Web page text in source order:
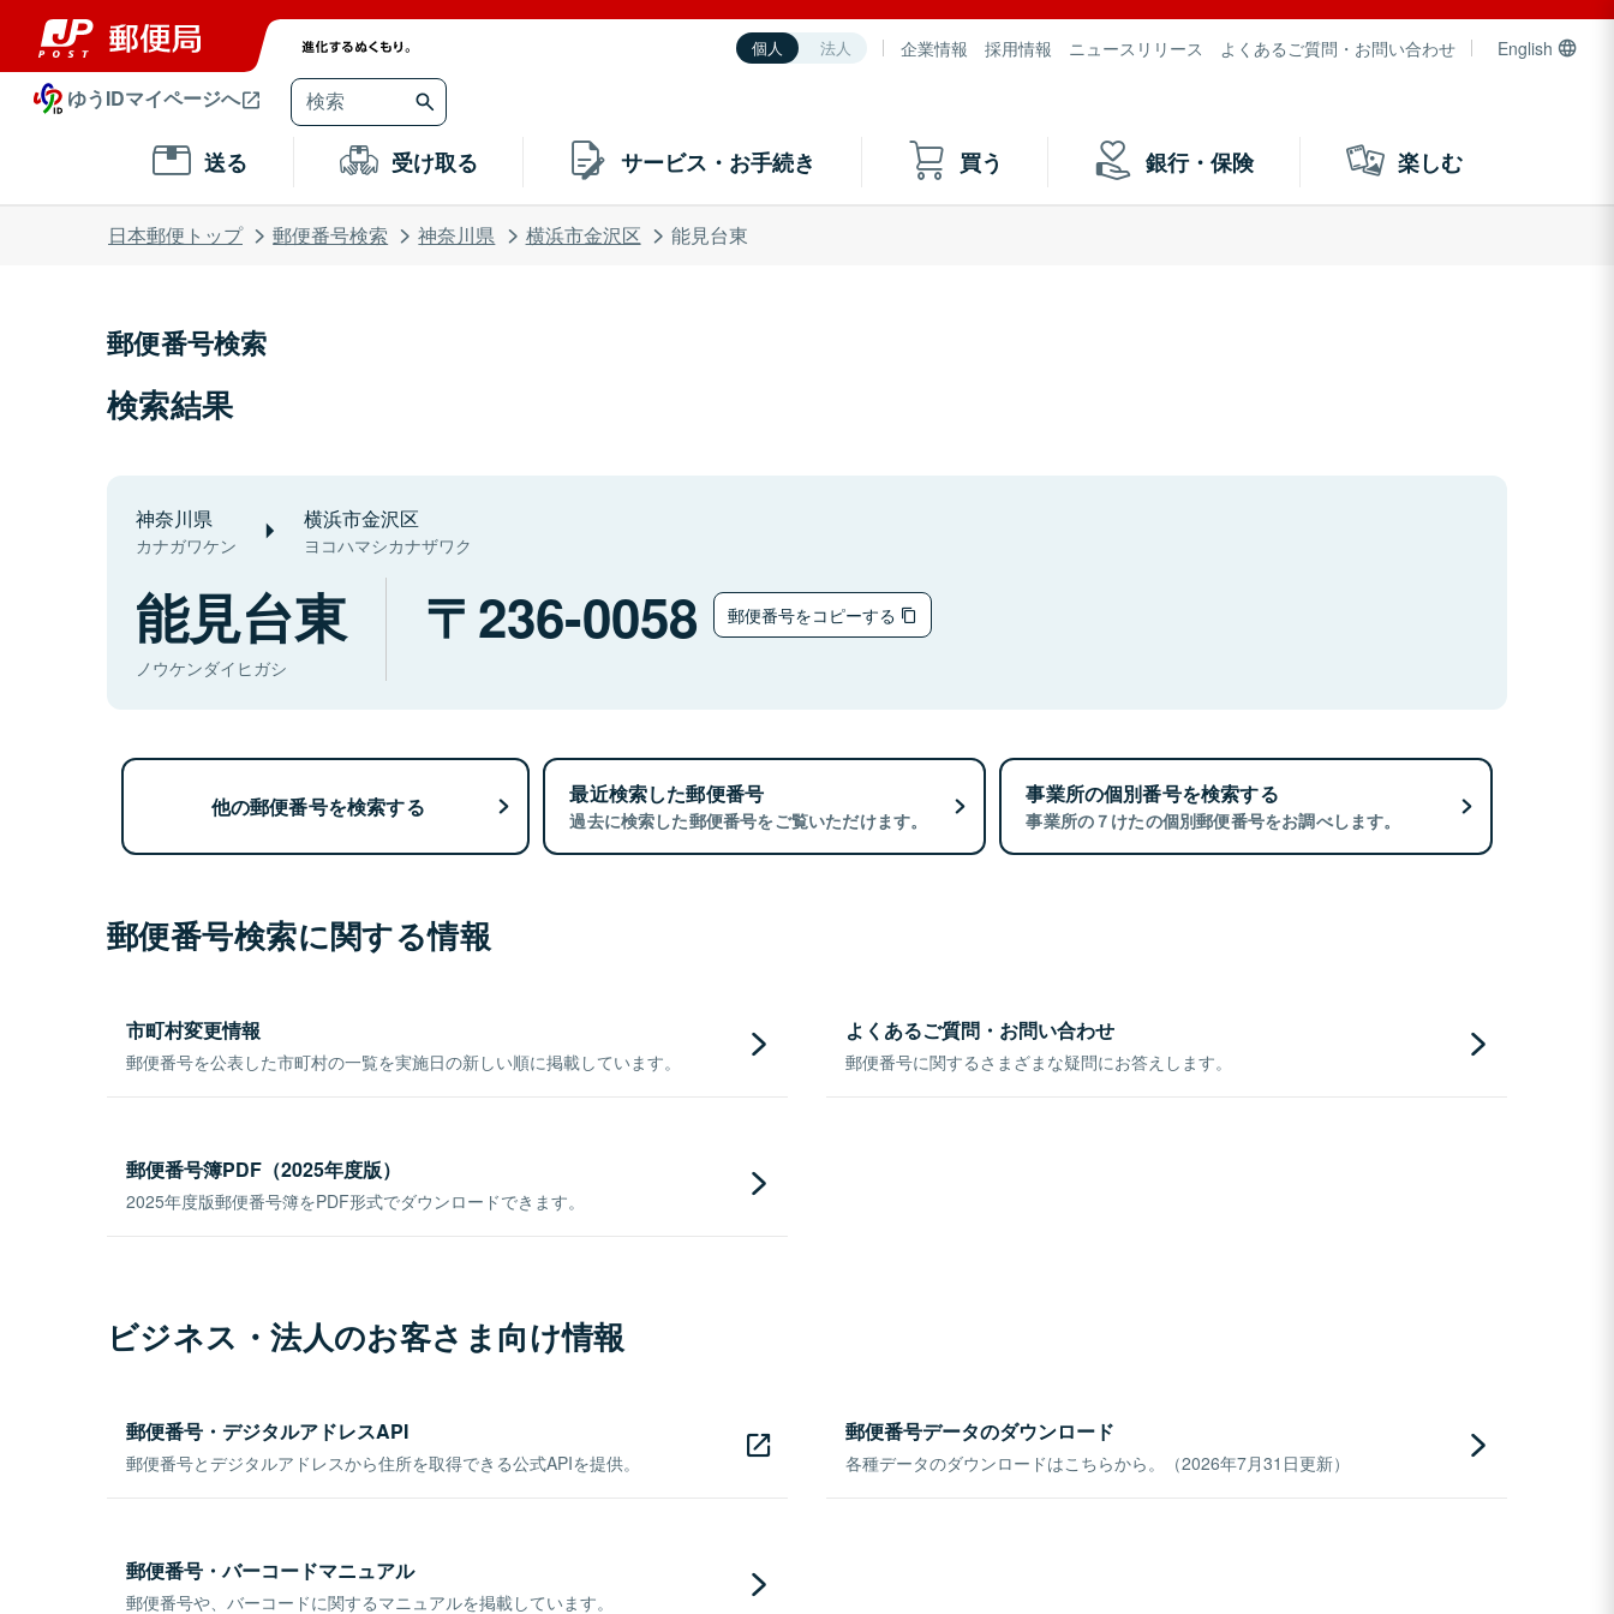
個人 法人 企業情報 採用情報 ニュースリリース よくあるご質問・お問い合わせ English
ゆうIDマイページへ
送る 受け取る サービス・お手続き 買う 銀行・保険 楽しむ
日本郵便トップ 郵便番号検索 神奈川県 横浜市金沢区 能見台東
郵便番号検索
検索結果
神奈川県
カナガワケン
横浜市金沢区
ヨコハマシカナザワク
能見台東
ノウケンダイヒガシ
236-0058 郵便番号をコピーする
他の郵便番号を検索する 最近検索した郵便番号
過去に検索した郵便番号をご覧いただけます。
事業所の個別番号を検索する
事業所の７けたの個別郵便番号をお調べします。
郵便番号検索に関する情報
市町村変更情報
郵便番号を公表した市町村の一覧を実施日の新しい順に掲載しています。
よくあるご質問・お問い合わせ
郵便番号に関するさまざまな疑問にお答えします。
郵便番号簿PDF（2025年度版）
2025年度版郵便番号簿をPDF形式でダウンロードできます。
ビジネス・法人のお客さま向け情報
郵便番号・デジタルアドレスAPI
郵便番号とデジタルアドレスから住所を取得できる公式APIを提供。
郵便番号データのダウンロード
各種データのダウンロードはこちらから。（2026年7月31日更新）
郵便番号・バーコードマニュアル
郵便番号や、バーコードに関するマニュアルを掲載しています。